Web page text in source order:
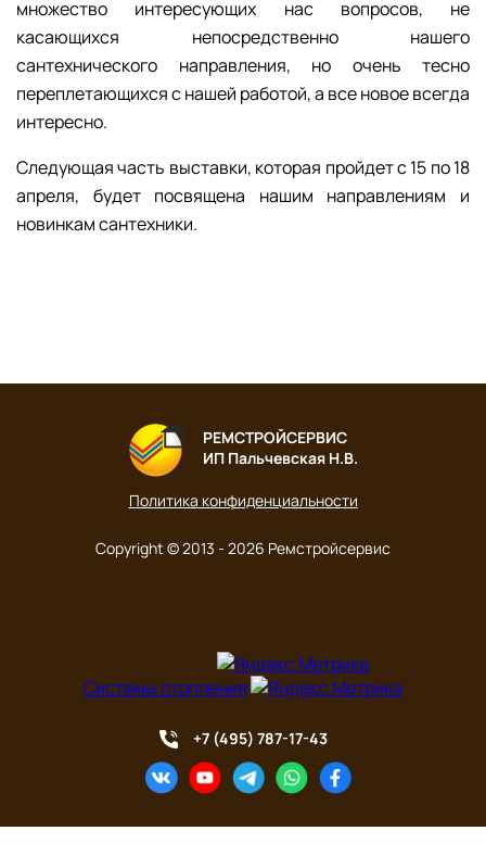
множество интересующих нас вопросов, не
касающихся непосредственно нашего
сантехнического направления, но очень тесно
переплетающихся с нашей работой, а все новое всегда
интересно.
Следующая часть выставки, которая пройдет с 15 по 18
апреля, будет посвящена нашим направлениям и
новинкам сантехники.
РЕМСТРОЙСЕРВИС
ИП Пальчевская Н.В.
Политика конфиденциальности
Copyright © 2013 - 2026 Ремстройсервис
Системы отопления
+7 (495) 787-17-43